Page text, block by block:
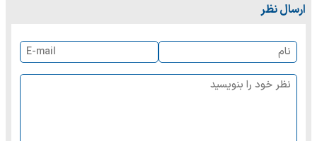
ارسال نظر